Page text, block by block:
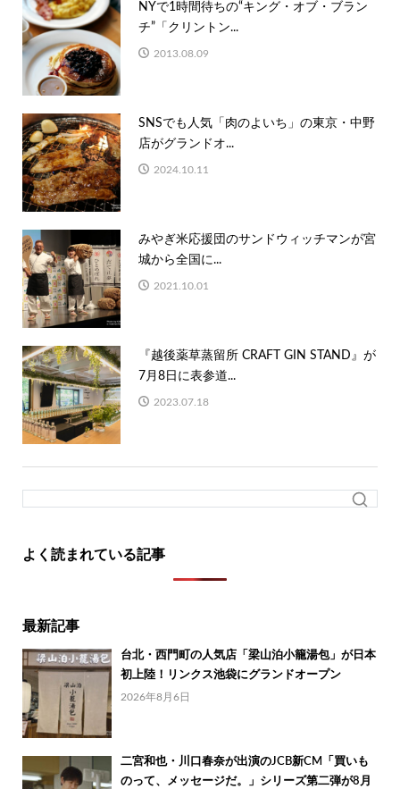
NYで1時間待ちの“キング・オブ・ブラン
チ”「クリントン...
2013.08.09
SNSでも人気「肉のよいち」の東京・中野
店がグランドオ...
2024.10.11
みやぎ⽶応援団のサンドウィッチマンが宮
城から全国に...
2021.10.01
『越後薬草蒸留所 CRAFT GIN STAND』が
7月8日に表参道...
2023.07.18
よく読まれている記事
最新記事
台北・西門町の人気店「梁山泊小籠湯包」が日本
初上陸！リンクス池袋にグランドオープン
2026年8月6日
二宮和也・川口春奈が出演のJCB新CM「買いも
のって、メッセージだ。」シリーズ第二弾が8月